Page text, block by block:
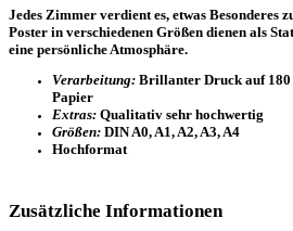
Jedes Zimmer verdient es, etwas Besonderes
Poster in verschiedenen Größen dienen als
eine persönliche Atmosphäre.
Verarbeitung: Brillanter Druck auf 180
Papier
Extras: Qualitativ sehr hochwertig
Größen: DIN A0, A1, A2, A3, A4
Hochformat
Zusätzliche Informationen